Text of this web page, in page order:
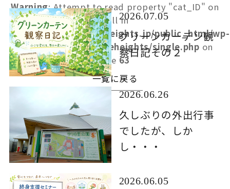
Warning: Attempt to read property "cat_ID" on
null in
/home/keihatsu/careheights.jp/public_html/wp-
content/themes/careheights/single.php on
line 63
一覧に戻る
2026.07.05
グリーンカーテン観
察日記その２
2026.06.26
久しぶりの外出行事
でしたが、しか
し・・・
2026.06.05